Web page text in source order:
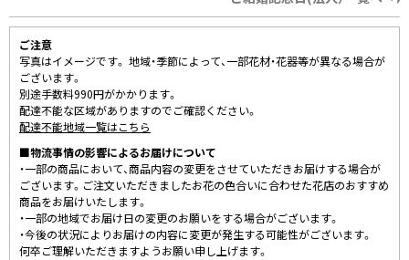
ご注意
写真はイメージです。 地域・季節によって、一部花材・花器等が異なる場合が
ございます。
別途手数料990円がかかります。
配達不能な区域がありますのでご確認ください。
配達不能地域一覧はこちら
■物流事情の影響によるお届けについて
・一部の商品において、商品内容の変更をさせていただきお届けする場合が
ございます。ご注文いただきましたお花の色合いに合わせた花店のおすすめ
商品をお届けいたします。
・一部の地域でお届け日の変更のお願いをする場合がございます。
・今後の状況によりお届けの内容に変更が発生する可能性がございます。
何卒ご理解いただきますようお願い申し上げます。